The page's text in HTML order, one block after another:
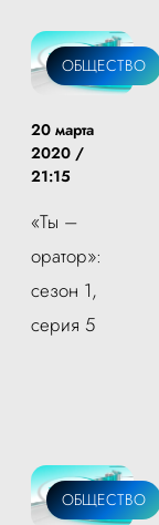
ОБЩЕСТВО
20 марта
2020 /
21:15
«Ты –
оратор»:
сезон 1,
серия 5
ОБЩЕСТВО